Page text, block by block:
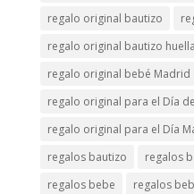
regalo original bautizo
regalo original bautizo
regalo original bebé Madrid
regalo original para el Día
regalo original para el Día
regalos bautizo
regalos
regalos bebe
regalos